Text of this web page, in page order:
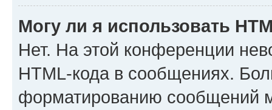
Могу ли я использовать
Нет. На этой конференции
HTML-кода в сообщениях.
форматированию сообщений